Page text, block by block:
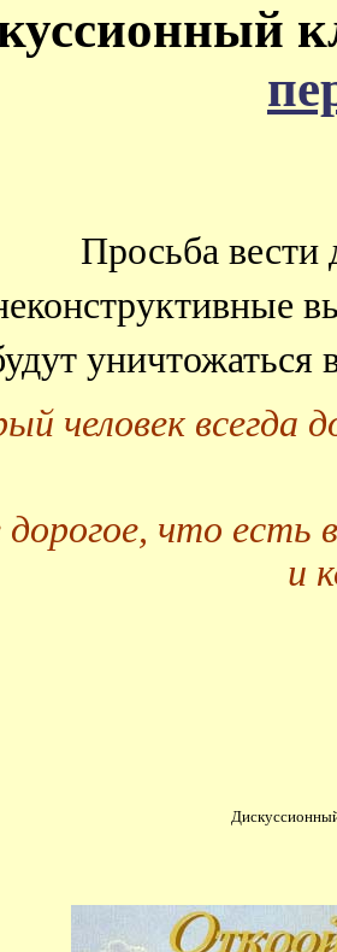
Просьба вести
человек всегда
что есть
и